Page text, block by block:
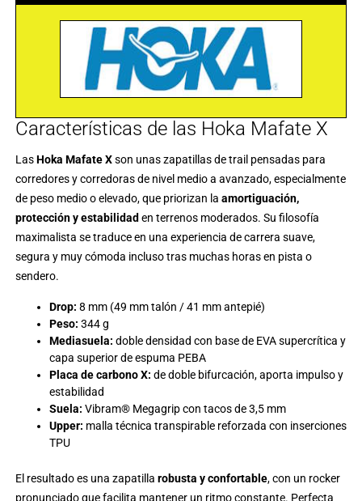
Características de las Hoka Mafate X
LasHoka Mafate Xson unas zapatillas de trail pensadas para
corredores y corredoras de nivel medio a avanzado, especialmente
de peso medio o elevado, que priorizan la amortiguación,
protección y estabilidad en terrenos moderados. Su filosofía
maximalista se traduce en una experiencia de carrera suave,
segura y muy cómoda incluso tras muchas horas en pista o
sendero.
Drop: 8 mm (49 mm talón / 41 mm antepié)
Peso: 344 g
Mediasuela: doble densidad con base de EVA supercrítica y
capa superior de espuma PEBA
Placa de carbono X: de doble bifurcación, aporta impulso y
estabilidad
Suela: Vibram® Megagrip con tacos de 3,5 mm
Upper: malla técnica transpirable reforzada con inserciones
TPU
El resultado es una zapatilla robusta y confortable, con un rocker
pronunciado que facilita mantener un ritmo constante. Perfecta